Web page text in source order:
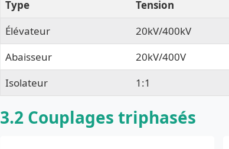
Type
Tension
Élévateur
20kV/400kV
Abaisseur
20kV/400V
Isolateur
1:1
3.2 Couplages triphasés